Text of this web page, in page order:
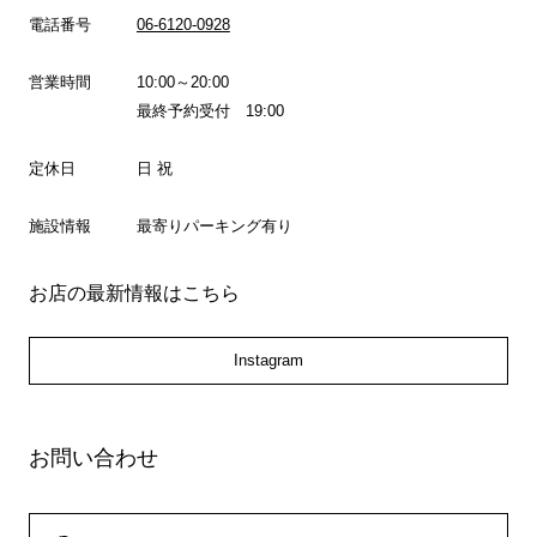
電話番号 06-6120-0928
営業時間
10:00～20:00
最終予約受付 19:00
定休日 日 祝
施設情報 最寄りパーキング有り
お店の最新情報はこちら
Instagram
お問い合わせ